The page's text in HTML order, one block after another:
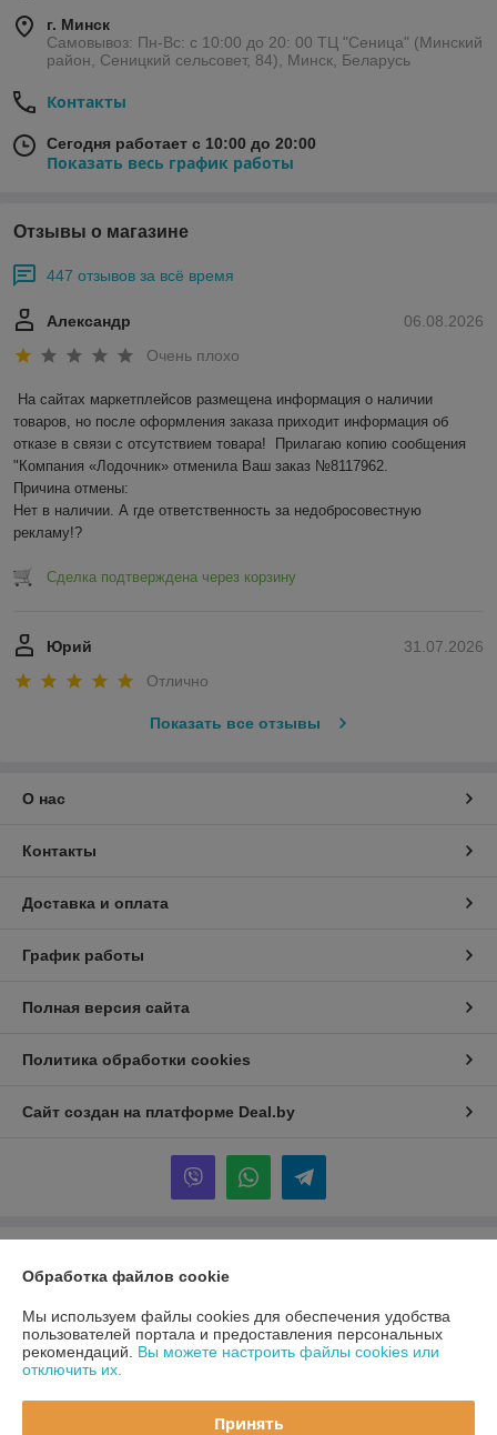
г. Минск
Самовывоз: Пн-Вс: с 10:00 до 20: 00 ТЦ "Сеница" (Минский
район, Сеницкий сельсовет, 84), Минск, Беларусь
Контакты
Сегодня работает с 10:00 до 20:00
Показать весь график работы
Отзывы о магазине
447 отзывов за всё время
06.08.2026
Александр
Очень плохо
На сайтах маркетплейсов размещена информация о наличии
товаров, но после оформления заказа приходит информация об
отказе в связи с отсутствием товара!  Прилагаю копию сообщения
"Компания «Лодочник» отменила Ваш заказ №8117962.
Причина отмены:
Нет в наличии. А где ответственность за недобросовестную
рекламу!?
Сделка подтверждена через корзину
31.07.2026
Юрий
Отлично
Показать все отзывы
О нас
Контакты
Доставка и оплата
График работы
Полная версия сайта
Политика обработки cookies
Сайт создан на платформе Deal.by
ул. Сухаревская, ДОМ 16, пом. 16, 220019
Регистрационный номер ЕГР: 192849314
Регистрационный орган: Минский горисполком
Обработка файлов cookie
Мы используем файлы cookies для обеспечения удобства
пользователей портала и предоставления персональных
рекомендаций. Вы можете настроить файлы cookies или
отключить их.
Принять